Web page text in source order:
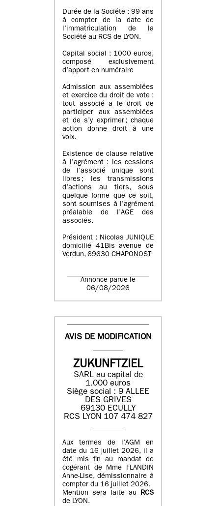
Durée de la Société : 99 ans
à compter de la date de
l’immatriculation de la
Société au RCS de LYON.
Capital social : 1000 euros,
composé exclusivement
d’apport en numéraire
Admission aux assemblées
et exercice du droit de vote :
tout associé a le droit de
participer aux assemblées
et de s’y exprimer ; chaque
action donne droit à une
voix.
Existence de clause relative
à l’agrément : les cessions
de l’associé unique sont
libres ; les transmissions
d’actions au tiers, sous
quelque forme que ce soit,
sont soumises à l’agrément
préalable de l’AGE des
associés.
Président : Nicolas JUNIQUE
domicilié 41Bis avenue de
Verdun, 69630 CHAPONOST
Annonce parue le
06/08/2026
AVIS DE MODIFICATION
ZUKUNFTZIEL
SARL au capital de
1.000 euros
Siège social : 9 ALLEE
DES GRIVES
69130 ECULLY
RCS LYON 107 474 827
Aux termes de l’AGM en
date du 16 juillet 2026, il a
été mis fin au mandat de
cogérant de Mme FLANDIN
Anne-Lise, démissionnaire à
compter du 16 juillet 2026.
Mention sera faite au RCS
de LYON.